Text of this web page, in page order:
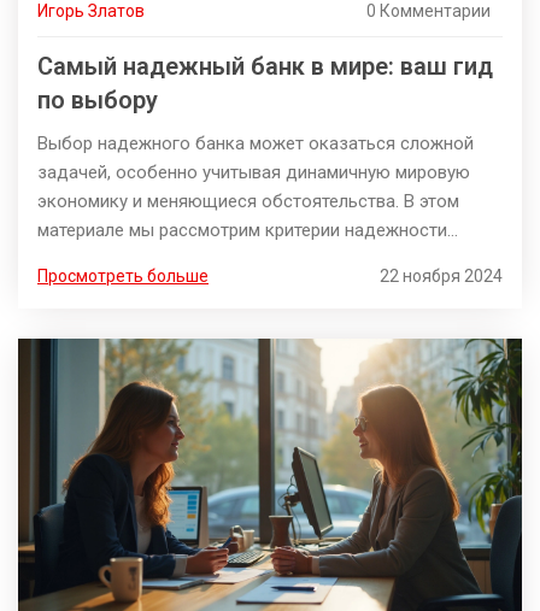
Игорь Златов 0 Комментарии
Самый надежный банк в мире: ваш гид
по выбору
Выбор надежного банка может оказаться сложной
задачей, особенно учитывая динамичную мировую
экономику и меняющиеся обстоятельства. В этом
материале мы рассмотрим критерии надежности
стабильными в мире, и предложим советы по выбору.
крупнейшими банками и что делает их устойчивыми.
Погрузимся в мир международных финансов и
разберемся, на что действительно стоит обратить
внимание при выборе банка.
Просмотреть больше 22 ноября 2024